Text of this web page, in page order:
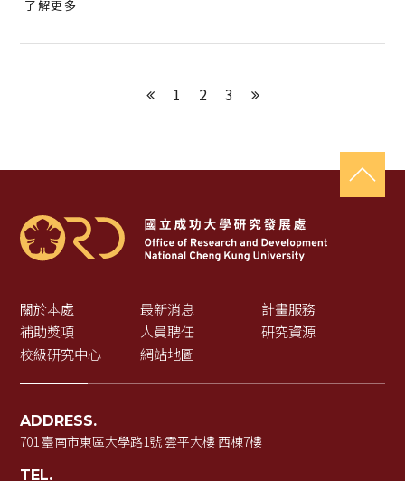
了解更多
上一頁
1 2 3 下一頁
關於本處 最新消息
計畫服務
補助獎項
人員聘任
研究資源
校級研究中心
網站地圖
ADDRESS.
701 臺南市東區大學路1號 雲平大樓 西棟7樓
TEL.